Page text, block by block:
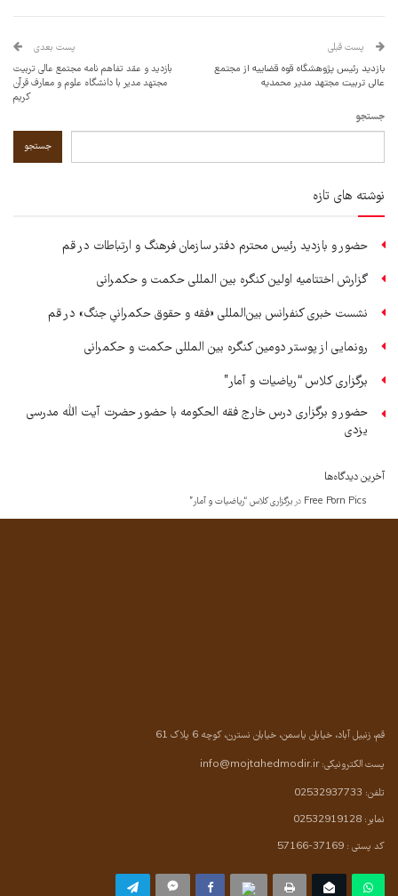
پست قبلی
بازدید رئیس پژوهشگاه قوه قضاییه از مجتمع
عالی تربیت مجتهد مدیر محمدیه
پست بعدی
بازدید و عقد تفاهم نامه مجتمع عالی تربیت
مجتهد مدیر با دانشگاه علوم و معارف قرآن
کریم
جستجو
جستجو
نوشته های تازه
حضور و بازدید رئیس محترم دفتر سازمان فرهنگ و ارتباطات در قم
گزارش اختتامیه اولین کنگره بین المللی حکمت و حکمرانی
نشست خبری کنفرانس بین‌المللی «فقه و حقوق حکمرانیِ جنگ» در قم
رونمایی از پوستر دومین کنگره بین المللی حکمت و حکمرانی
برگزاری کلاس “ریاضیات و آمار”
حضور و برگزاری درس خارج فقه الحکومه با حضور حضرت آیت الله مدرسی
یزدی
آخرین دیدگاه‌ها
Free Porn Pics در برگزاری کلاس “ریاضیات و آمار”
قم، زنبیل آباد، خیابان یاسمن، خیابان نسترن، کوچه 6 پلاک 61
پست الکترونیکی:info@mojtahedmodir.ir
تلفن: 02532937733
نمابر: 02532919128
کد پستی : 37169-57166